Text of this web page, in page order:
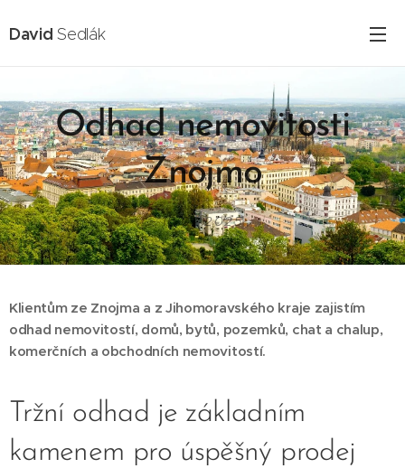
DavidSedlák
Odhad nemovitosti
Znojmo
16.02.2025
Klientům ze Znojma a z Jihomoravského kraje zajistím
odhad nemovitostí, domů, bytů, pozemků, chat a chalup,
komerčních a obchodních nemovitostí.
Tržní odhad je základním
kamenem pro úspěšný prodej